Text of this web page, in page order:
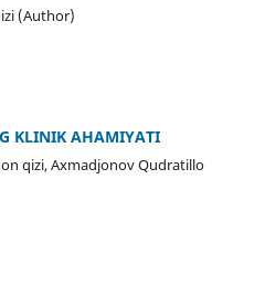
(Author)
KLINIK AHAMIYATI
qizi, Axmadjonov Qudratillo